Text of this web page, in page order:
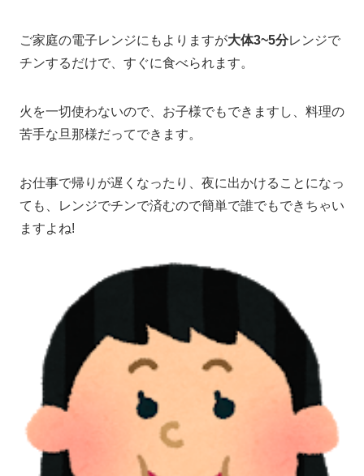
ご家庭の電子レンジにもよりますが大体3~5分レンジで
チンするだけで、すぐに食べられます。
火を一切使わないので、お子様でもできますし、料理の
苦手な旦那様だってできます。
お仕事で帰りが遅くなったり、夜に出かけることになっ
ても、レンジでチンで済むので簡単で誰でもできちゃい
ますよね!